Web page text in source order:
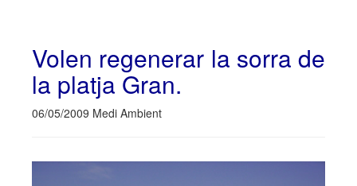
Volen regenerar la sorra de
la platja Gran.
06/05/2009 Medi Ambient